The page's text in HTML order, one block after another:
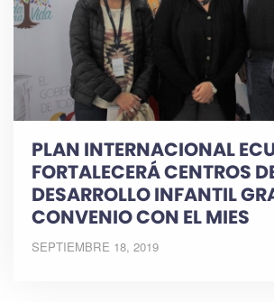
PLAN INTERNACIONAL
FORTALECERÁ CENTROS
DESARROLLO INFANTIL
CONVENIO CON EL MIES
SEPTIEMBRE 18, 2019